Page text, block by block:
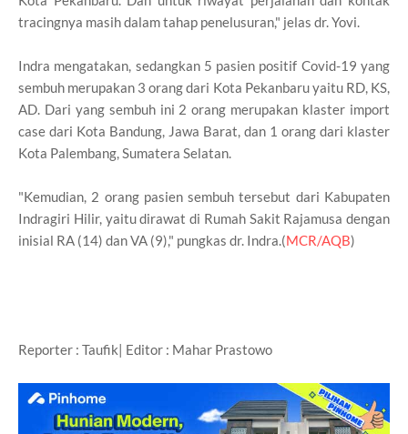
tracingnya masih dalam tahap penelusuran," jelas dr. Yovi.
Indra mengatakan, sedangkan 5 pasien positif Covid-19 yang
sembuh merupakan 3 orang dari Kota Pekanbaru yaitu RD, KS,
AD. Dari yang sembuh ini 2 orang merupakan klaster import
case dari Kota Bandung, Jawa Barat, dan 1 orang dari klaster
Kota Palembang, Sumatera Selatan.
"Kemudian, 2 orang pasien sembuh tersebut dari Kabupaten
Indragiri Hilir, yaitu dirawat di Rumah Sakit Rajamusa dengan
inisial RA (14) dan VA (9)," pungkas dr. Indra.(MCR/AQB)
Reporter : Taufik| Editor : Mahar Prastowo